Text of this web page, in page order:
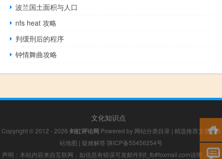
波兰国土面积与人口
nfs heat 攻略
判缓刑后的程序
钟情舞曲攻略
文化知识点
Copyright © 2012 - 2026 剑虹评论网 Powered by 网站分类目录 | 精选推荐文章|网
站地图 | 疑难解答 陕ICP备55456254号
声明：本站内容来自互联网，如信息有错误可发邮件到f_fb#foxmail.com说明，我们